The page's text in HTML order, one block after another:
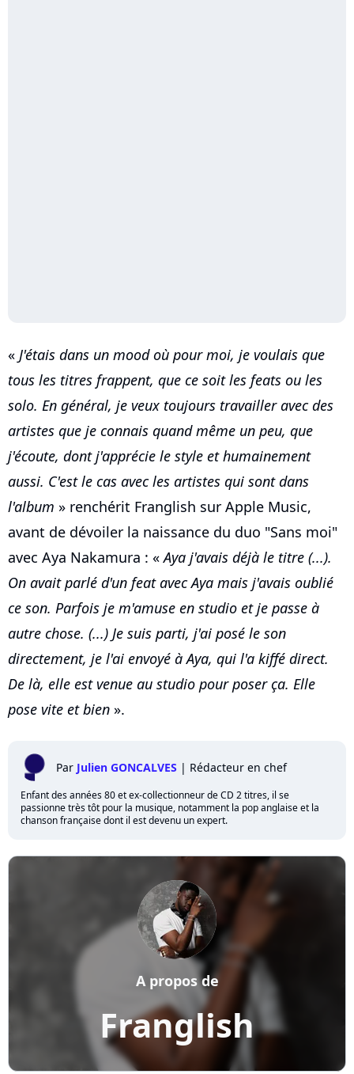
« J'étais dans un mood où pour moi, je voulais que
tous les titres frappent, que ce soit les feats ou les
solo. En général, je veux toujours travailler avec des
artistes que je connais quand même un peu, que
j'écoute, dont j'apprécie le style et humainement
aussi. C'est le cas avec les artistes qui sont dans
l'album » renchérit Franglish sur Apple Music,
avant de dévoiler la naissance du duo "Sans moi"
avec Aya Nakamura : «Aya j'avais déjà le titre (...).
On avait parlé d'un feat avec Aya mais j'avais oublié
ce son. Parfois je m'amuse en studio et je passe à
autre chose. (...) Je suis parti, j'ai posé le son
directement, je l'ai envoyé à Aya, qui l'a kiffé direct.
De là, elle est venue au studio pour poser ça. Elle
pose vite et bien ».
Par Julien GONCALVES | Rédacteur en chef
Enfant des années 80 et ex-collectionneur de CD 2 titres, il se
passionne très tôt pour la musique, notamment la pop anglaise et la
chanson française dont il est devenu un expert.
Franglish
A propos de